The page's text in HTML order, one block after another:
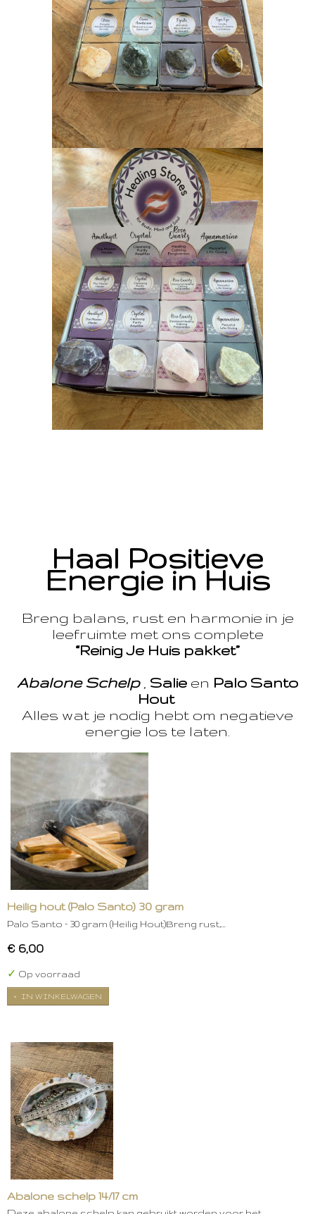
Haal Positieve
Energie in Huis
Breng balans, rust en harmonie in je
leefruimte met ons complete
“Reinig Je Huis pakket”
Abalone Schelp, Salie en Palo Santo
Hout
Alles wat je nodig hebt om negatieve
energie los te laten.
Heilig hout (Palo Santo) 30 gram
Palo Santo – 30 gram (Heilig Hout)Breng rust,…
€ 6,00
✓ Op voorraad
IN WINKELWAGEN
Abalone schelp 14/17 cm